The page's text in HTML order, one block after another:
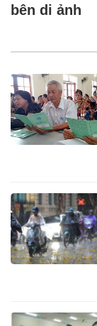
bên di ảnh